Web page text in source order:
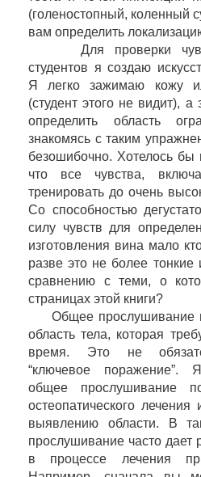
(голеностопный, коленный
вам определить
Для проверки
студентов я создаю
Я легко зажимаю кожу
(студент этого не видит), а
определить область
знакомясь с таким
безошибочно. Хотелось бы
что все чувства,
тренировать до очень
Со способностью
силу чувств для
изготовления вина мало
разве это не более
сравнению с теми, о
страницах этой книги?
Общее прослушивание
область тела, которая
время. Это не
“ключевое поражение”.
общее прослушивание
остеопатического
выявлению области. В
прослушивание часто дает
в процессе лечения